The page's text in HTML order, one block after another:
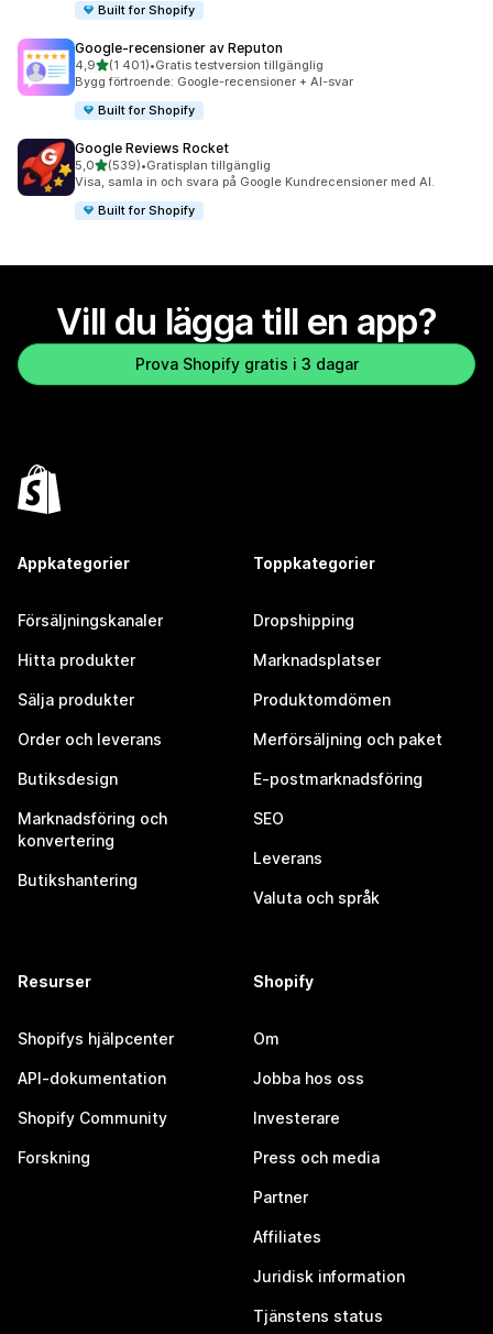
Built for Shopify
Google‑recensioner av Reputon
4,9av 5 stjärnor
(1 401)
1401 recensioner totalt
•Gratis testversion tillgänglig
Bygg förtroende: Google-recensioner + AI-svar
Built for Shopify
Google Reviews Rocket
5,0av 5 stjärnor
(539)
539 recensioner totalt
•Gratisplan tillgänglig
Visa, samla in och svara på Google Kundrecensioner med AI.
Built for Shopify
Vill du lägga till en app?
Prova Shopify gratis i 3 dagar
Appkategorier
Försäljningskanaler
Hitta produkter
Sälja produkter
Order och leverans
Butiksdesign
Marknadsföring och
konvertering
Butikshantering
Toppkategorier
Dropshipping
Marknadsplatser
Produktomdömen
Merförsäljning och paket
E-postmarknadsföring
SEO
Leverans
Valuta och språk
Resurser
Shopifys hjälpcenter
API-dokumentation
Shopify Community
Forskning
Shopify
Om
Jobba hos oss
Investerare
Press och media
Partner
Affiliates
Juridisk information
Tjänstens status